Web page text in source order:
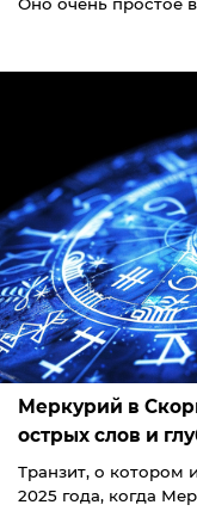
Меркурий в
острых слов и
Транзит, о котором
2025 года, когда